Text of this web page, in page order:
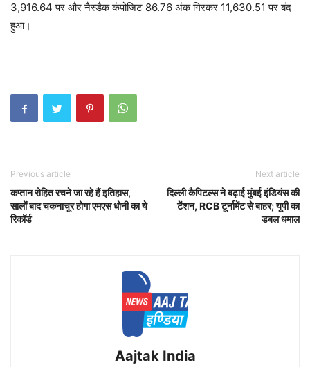
3,916.64 पर और नैस्डैक कंपोजिट 86.76 अंक गिरकर 11,630.51 पर बंद
हुआ।
Previous article
कप्तान रोहित रचने जा रहे हैं इतिहास,
सालों बाद चकनाचूर होगा एमएस धोनी का ये
रिकॉर्ड
Next article
दिल्ली कैपिटल्स ने बढ़ाई मुंबई इंडियंस की
टेंशन, RCB टूर्नामेंट से बाहर; यूपी का
डबल धमाल
Aajtak India